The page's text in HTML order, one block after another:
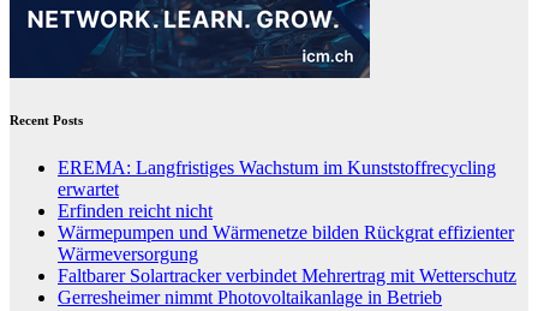
Recent Posts
EREMA: Langfristiges Wachstum im Kunststoffrecycling
erwartet
Erfinden reicht nicht
Wärmepumpen und Wärmenetze bilden Rückgrat effizienter
Wärmeversorgung
Faltbarer Solartracker verbindet Mehrertrag mit Wetterschutz
Gerresheimer nimmt Photovoltaikanlage in Betrieb